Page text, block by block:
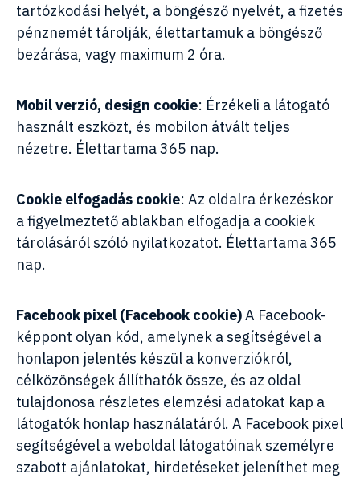
tartózkodási helyét, a böngésző nyelvét, a fizetés
pénznemét tárolják, élettartamuk a böngésző
bezárása, vagy maximum 2 óra.
Mobil verzió, design cookie: Érzékeli a látogató
használt eszközt, és mobilon átvált teljes
nézetre. Élettartama 365 nap.
Cookie elfogadás cookie: Az oldalra érkezéskor
a figyelmeztető ablakban elfogadja a cookiek
tárolásáról szóló nyilatkozatot. Élettartama 365
nap.
Facebook pixel (Facebook cookie)A Facebook-
képpont olyan kód, amelynek a segítségével a
honlapon jelentés készül a konverziókról,
célközönségek állíthatók össze, és az oldal
tulajdonosa részletes elemzési adatokat kap a
látogatók honlap használatáról. A Facebook pixel
segítségével a weboldal látogatóinak személyre
szabott ajánlatokat, hirdetéseket jeleníthet meg